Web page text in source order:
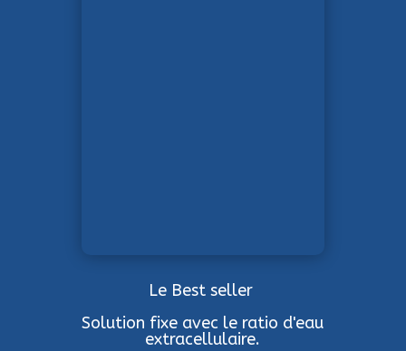
Le Best seller
Solution fixe avec le ratio d'eau
extracellulaire.